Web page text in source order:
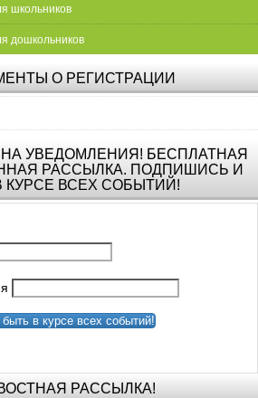
школьников
дошкольников
О РЕГИСТРАЦИИ
УВЕДОМЛЕНИЯ! БЕСПЛАТНАЯ
РАССЫЛКА. ПОДПИШИСЬ И
КУРСЕ ВСЕХ СОБЫТИЙ!
в курсе всех событий!
РАССЫЛКА!